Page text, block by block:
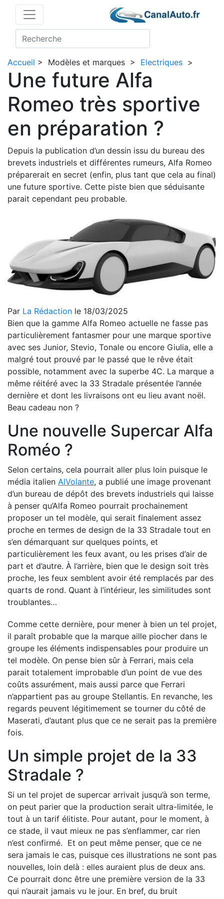
Accueil > Modèles et marques > Electriques >
Une future Alfa
Romeo très sportive
en préparation ?
Depuis la publication d’un dessin issu du bureau des
brevets industriels et différentes rumeurs, Alfa Romeo
préparerait en secret (enfin, plus tant que cela au final)
une future sportive. Cette piste bien que séduisante
parait cependant peu probable.
Par La Rédaction le 18/03/2025
Bien que la gamme Alfa Romeo actuelle ne fasse pas
particulièrement fantasmer pour une marque sportive
avec ses Junior, Stevio, Tonale ou encore Giulia, elle a
malgré tout prouvé par le passé que le rêve était
possible, notamment avec la superbe 4C. La marque a
même réitéré avec la 33 Stradale présentée l’année
dernière et dont les livraisons ont eu lieu avant noël.
Beau cadeau non ?
Une nouvelle Supercar Alfa
Roméo ?
Selon certains, cela pourrait aller plus loin puisque le
média italien AlVolante, a publié une image provenant
d’un bureau de dépôt des brevets industriels qui laisse
à penser qu’Alfa Romeo pourrait prochainement
proposer un tel modèle, qui serait finalement assez
proche en termes de design de la 33 Stradale tout en
s’en démarquant sur quelques points, et
particulièrement les feux avant, ou les prises d’air de
part et d’autre. À l’arrière, bien que le design soit très
proche, les feux semblent avoir été remplacés par des
quarts de rond. Quant à l’intérieur, les similitudes sont
troublantes…
Comme cette dernière, pour mener à bien un tel projet,
il paraît probable que la marque aille piocher dans le
groupe les éléments indispensables pour produire un
tel modèle. On pense bien sûr à Ferrari, mais cela
parait totalement improbable d’un point de vue des
coûts assurément, mais aussi parce que Ferrari
n’appartient pas au groupe Stellantis. En revanche, les
regards peuvent légitimement se tourner du côté de
Maserati, d’autant plus que ce ne serait pas la première
fois.
Un simple projet de la 33
Stradale ?
Si un tel projet de supercar arrivait jusqu’à son terme,
on peut parier que la production serait ultra-limitée, le
tout à un tarif élitiste. Pour autant, pour le moment, à
ce stade, il vaut mieux ne pas s’enflammer, car rien
n’est confirmé. Et on peut même penser, que ce ne
sera jamais le cas, puisque ces illustrations ne sont pas
nouvelles, loin delà : elles auraient plus de deux ans.
Ce pourrait donc être une première version de la 33
qui n’aurait jamais vu le jour. En bref, du bruit